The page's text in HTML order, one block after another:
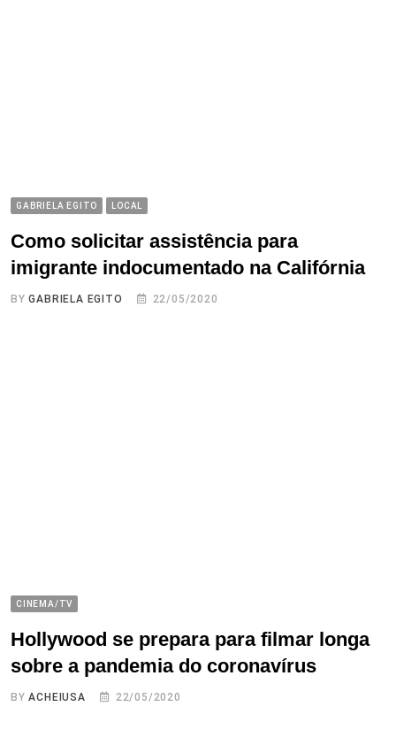
GABRIELA EGITO LOCAL
Como solicitar assistência para
imigrante indocumentado na Califórnia
BYGABRIELA EGITO 22/05/2020
CINEMA/TV
Hollywood se prepara para filmar longa
sobre a pandemia do coronavírus
BYACHEIUSA 22/05/2020